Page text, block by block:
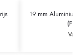
19 mm